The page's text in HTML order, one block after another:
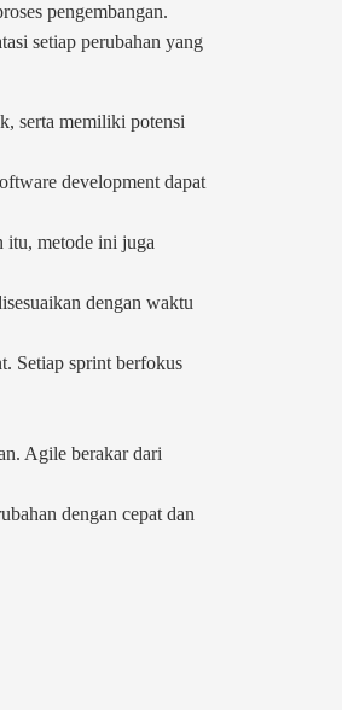
pengembangan.
setiap perubahan yang
serta memiliki potensi
development dapat
itu, metode ini juga
dengan waktu
Setiap sprint berfokus
Agile berakar dari
dengan cepat dan